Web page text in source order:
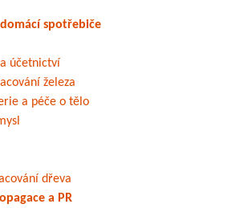
spotřebiče
účetnictví
železa
a péče o tělo
dřeva
a PR